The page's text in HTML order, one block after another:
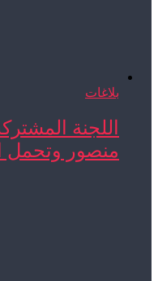
بلاغات
اللجنة المشتركة
منصور وتحمل